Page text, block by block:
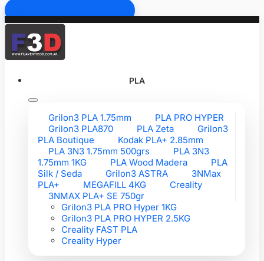
PLA
Grilon3 PLA 1.75mm
PLA PRO HYPER
Grilon3 PLA870
PLA Zeta
Grilon3
PLA Boutique
Kodak PLA+ 2.85mm
PLA 3N3 1.75mm 500grs
PLA 3N3
1.75mm 1KG
PLA Wood Madera
PLA
Silk / Seda
Grilon3 ASTRA
3NMax
PLA+
MEGAFILL 4KG
Creality
3NMAX PLA+ SE 750gr
Grilon3 PLA PRO Hyper 1KG
Grilon3 PLA PRO HYPER 2.5KG
Creality FAST PLA
Creality Hyper